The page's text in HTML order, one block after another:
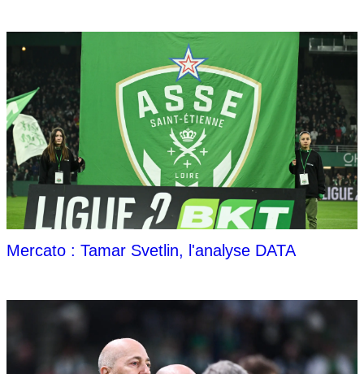
Mercato : Tamar Svetlin, l'analyse DATA